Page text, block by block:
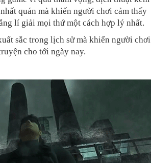
quán mà khiến người chơi cảm thấy
lí giải mọi thứ một cách hợp lý nhất.
sắc trong lịch sử mà khiến người chơi
cho tới ngày nay.